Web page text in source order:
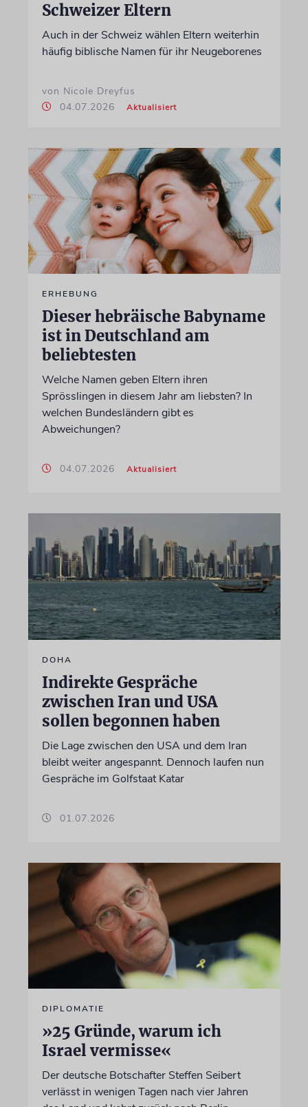
Schweizer Eltern
Auch in der Schweiz wählen Eltern weiterhin
häufig biblische Namen für ihr Neugeborenes
von Nicole Dreyfus
04.07.2026
Aktualisiert
ERHEBUNG
Dieser hebräische Babyname
ist in Deutschland am
beliebtesten
Welche Namen geben Eltern ihren
Sprösslingen in diesem Jahr am liebsten? In
welchen Bundesländern gibt es
Abweichungen?
04.07.2026 Aktualisiert
DOHA
Indirekte Gespräche
zwischen Iran und USA
sollen begonnen haben
Die Lage zwischen den USA und dem Iran
bleibt weiter angespannt. Dennoch laufen nun
Gespräche im Golfstaat Katar
01.07.2026
DIPLOMATIE
»25 Gründe, warum ich
Israel vermisse«
Der deutsche Botschafter Steffen Seibert
verlässt in wenigen Tagen nach vier Jahren